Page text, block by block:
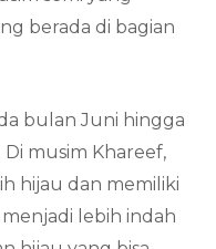
berada di bagian
bulan Juni hingga
musim Khareef,
hijau dan memiliki
lebih indah